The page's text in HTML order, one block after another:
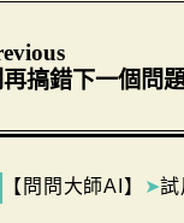
再搞錯下一個問
【問問大師AI】 ➤試